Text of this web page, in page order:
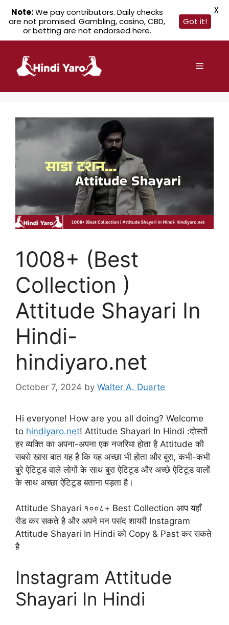
content
Menu
1008+ (Best
Collection )
Attitude Shayari In
Hindi-
hindiyaro.net
October 7, 2024 by Walter A. Duarte
Hi everyone! How are you all doing? Welcome
to hindiyaro.net! Attitude Shayari In Hindi :दोस्तों
हर व्यक्ति का अपना-अपना एक नजरिया होता है Attitude की
सबसे खास बात यह है कि यह अच्छा भी होता और बुरा, कभी-कभी
बुरे ऐटिटूड वाले लोगों के साथ बुरा ऐटिटूड और अच्छे ऐटिटूड वालों
के साथ अच्छा ऐटिटूड बताना पड़ता है।
Attitude Shayari १००८+ Best Collection आप यहाँ
रीड कर सकते है और अपने मन पसंद शायरी Instagram
Attitude Shayari In Hindi को Copy & Past कर सकते
है
Instagram Attitude
Shayari In Hindi
Note:We pay contributors. Daily checks
are not promised. Gambling, casino, CBD,
or betting are not endorsed here.
Got it!
X